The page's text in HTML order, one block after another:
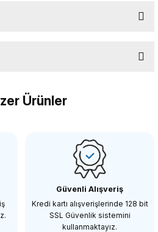
Yorum YazÜrünler
TRRS Akıllı Telefefonlar için Kaplo
Güvenli Alışveriş
Kredi kartı alışverişlerinde 128 bit
SSL Güvenlik sistemini
kullanmaktayız.